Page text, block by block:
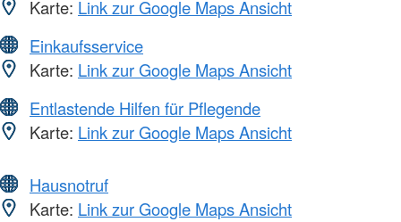
Karte: Link zur Google Maps Ansicht
Einkaufsservice
Karte: Link zur Google Maps Ansicht
Entlastende Hilfen für Pflegende
Karte: Link zur Google Maps Ansicht
Hausnotruf
Karte: Link zur Google Maps Ansicht